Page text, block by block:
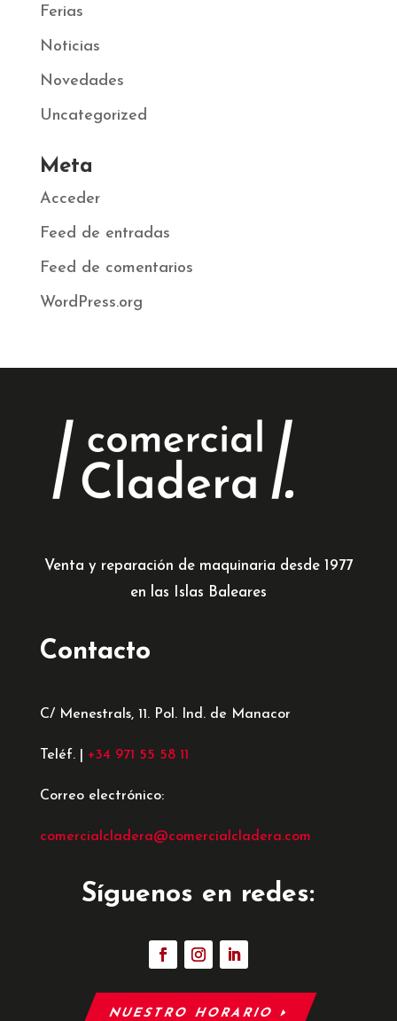
Ferias
Noticias
Novedades
Uncategorized
Meta
Acceder
Feed de entradas
Feed de comentarios
WordPress.org
Venta y reparación de maquinaria desde 1977
en las Islas Baleares
Contacto
C/ Menestrals, 11. Pol. Ind. de Manacor
Teléf. | +34 971 55 58 11
Correo electrónico:
comercialcladera@comercialcladera.com
Síguenos en redes:
NUESTRO HORARIO